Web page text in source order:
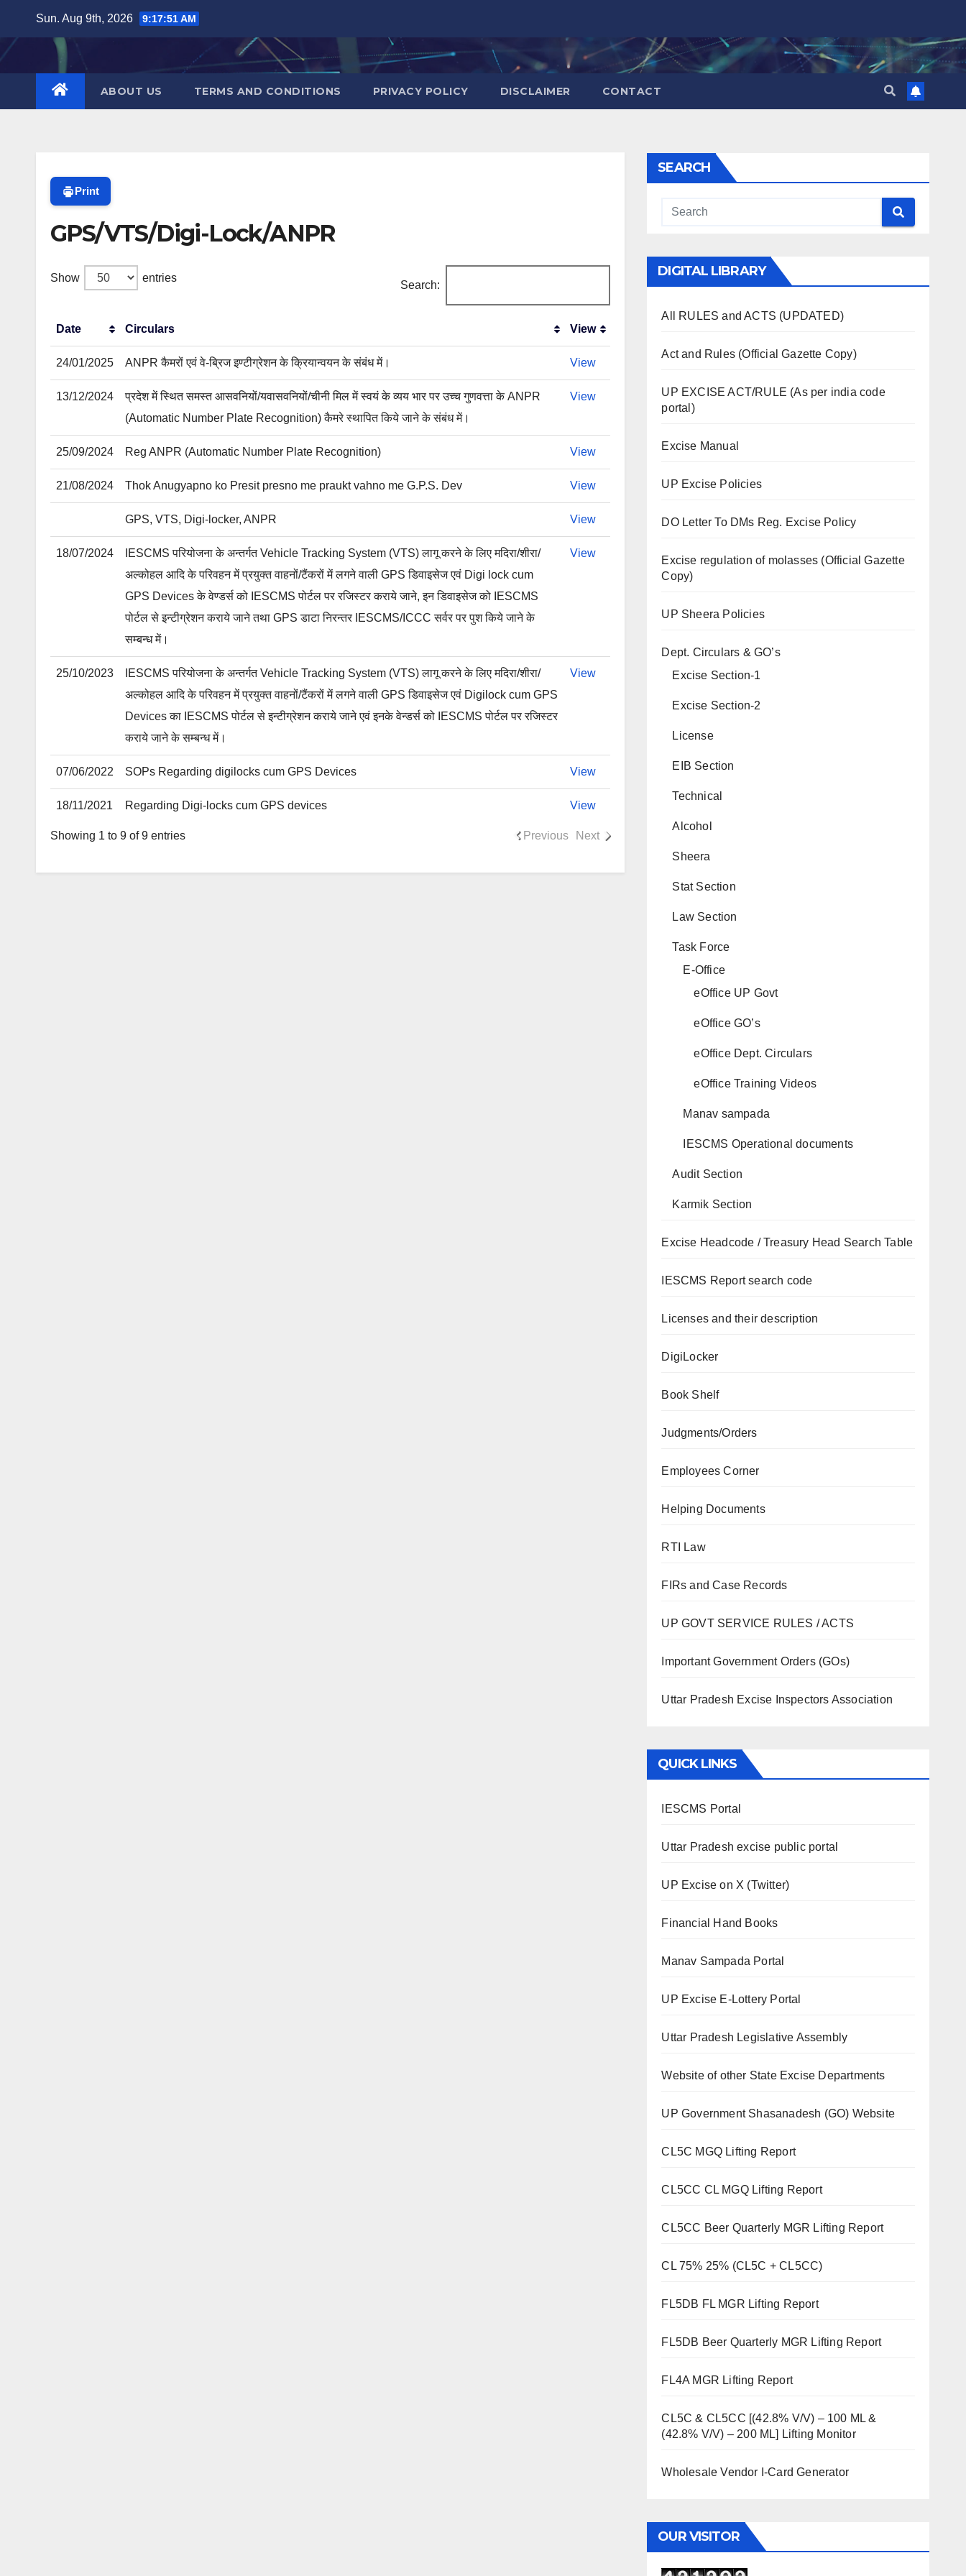
content
Sun. Aug 9th, 2026 9:17:51 AM
ABOUT US TERMS AND CONDITIONS PRIVACY POLICY DISCLAIMER CONTACT
Print
GPS/VTS/Digi-Lock/ANPR
Show entries
Search:
Date Circulars View
Date Circulars View
24/01/2025 ANPR कैमरों एवं वे-ब्रिज इण्टीग्रेशन के क्रियान्वयन के संबंध में। View
13/12/2024
प्रदेश में स्थित समस्त आसवनियों/यवासवनियों/चीनी मिल में स्वयं के व्यय भार पर उच्च गुणवत्ता के ANPR
(Automatic Number Plate Recognition) कैमरे स्थापित किये जाने के संबंध में।
View
25/09/2024 Reg ANPR (Automatic Number Plate Recognition) View
21/08/2024 Thok Anugyapno ko Presit presno me praukt vahno me G.P.S. Dev View
GPS, VTS, Digi-locker, ANPR View
18/07/2024
IESCMS परियोजना के अन्तर्गत Vehicle Tracking System (VTS) लागू करने के लिए मदिरा/शीरा/
अल्कोहल आदि के परिवहन में प्रयुक्त वाहनों/टैंकरों में लगने वाली GPS डिवाइसेज एवं Digi lock cum
GPS Devices के वेण्डर्स को IESCMS पोर्टल पर रजिस्टर कराये जाने, इन डिवाइसेज को IESCMS
पोर्टल से इन्टीग्रेशन कराये जाने तथा GPS डाटा निरन्तर IESCMS/ICCC सर्वर पर पुश किये जाने के
सम्बन्ध में।
View
25/10/2023
IESCMS परियोजना के अन्तर्गत Vehicle Tracking System (VTS) लागू करने के लिए मदिरा/शीरा/
अल्कोहल आदि के परिवहन में प्रयुक्त वाहनों/टैंकरों में लगने वाली GPS डिवाइसेज एवं Digilock cum GPS
Devices का IESCMS पोर्टल से इन्टीग्रेशन कराये जाने एवं इनके वेन्डर्स को IESCMS पोर्टल पर रजिस्टर
कराये जाने के सम्बन्ध में।
View
07/06/2022 SOPs Regarding digilocks cum GPS Devices View
18/11/2021 Regarding Digi-locks cum GPS devices View
Showing 1 to 9 of 9 entries Previous Next
SEARCH
DIGITAL LIBRARY
All RULES and ACTS (UPDATED)
Act and Rules (Official Gazette Copy)
UP EXCISE ACT/RULE (As per india code
portal)
Excise Manual
UP Excise Policies
DO Letter To DMs Reg. Excise Policy
Excise regulation of molasses (Official Gazette
Copy)
UP Sheera Policies
Dept. Circulars & GO’s
Excise Section-1
Excise Section-2
License
EIB Section
Technical
Alcohol
Sheera
Stat Section
Law Section
Task Force
E-Office
eOffice UP Govt
eOffice GO’s
eOffice Dept. Circulars
eOffice Training Videos
Manav sampada
IESCMS Operational documents
Audit Section
Karmik Section
Excise Headcode / Treasury Head Search Table
IESCMS Report search code
Licenses and their description
DigiLocker
Book Shelf
Judgments/Orders
Employees Corner
Helping Documents
RTI Law
FIRs and Case Records
UP GOVT SERVICE RULES / ACTS
Important Government Orders (GOs)
Uttar Pradesh Excise Inspectors Association
QUICK LINKS
IESCMS Portal
Uttar Pradesh excise public portal
UP Excise on X (Twitter)
Financial Hand Books
Manav Sampada Portal
UP Excise E-Lottery Portal
Uttar Pradesh Legislative Assembly
Website of other State Excise Departments
UP Government Shasanadesh (GO) Website
CL5C MGQ Lifting Report
CL5CC CL MGQ Lifting Report
CL5CC Beer Quarterly MGR Lifting Report
CL 75% 25% (CL5C + CL5CC)
FL5DB FL MGR Lifting Report
FL5DB Beer Quarterly MGR Lifting Report
FL4A MGR Lifting Report
CL5C & CL5CC [(42.8% V/V) – 100 ML &
(42.8% V/V) – 200 ML] Lifting Monitor
Wholesale Vendor I-Card Generator
OUR VISITOR